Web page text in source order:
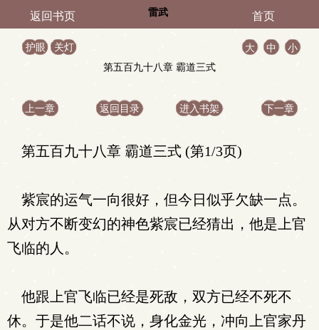
返回书页 雷武 首页
护眼 关灯 大 中
小
第五百九十八章 霸道三式
上一章 返回目录 进入书架 下一章
第五百九十八章 霸道三式 (第1/3页)
紫宸的运气一向很好，但今日似乎欠缺一点。
从对方不断变幻的神色紫宸已经猜出，他是上官
飞临的人。
他跟上官飞临已经是死敌，双方已经不死不
休。于是他二话不说，身化金光，冲向上官家丹